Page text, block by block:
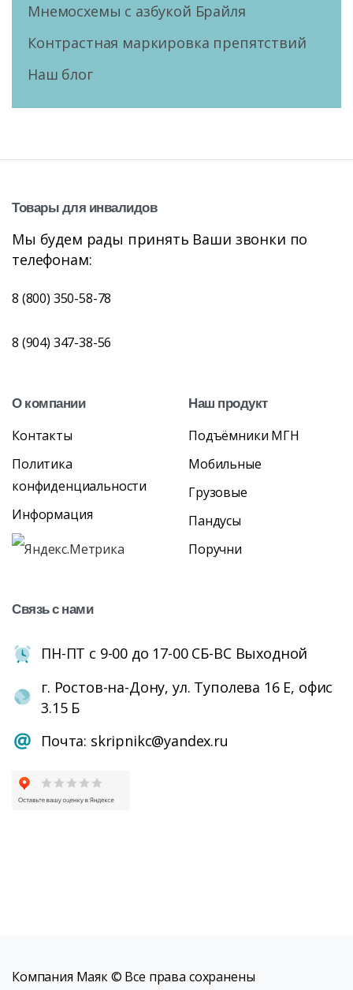
Мнемосхемы с азбукой Брайля
Контрастная маркировка препятствий
Наш блог
Товарыдля инвалидов
Мы будем рады принять Ваши звонки по
телефонам:
8 (800) 350-58-78
8 (904) 347-38-56
Окомпании
Контакты
Политика
конфиденциальности
Информация
Наш продукт
Подъёмники МГН
Мобильные
Грузовые
Пандусы
Поручни
Связьснами
ПН-ПТ с 9-00 до 17-00 СБ-ВС Выходной
г. Ростов-на-Дону, ул. Туполева 16 Е, офис
3.15 Б
Почта: skripnikc@yandex.ru
Компания Маяк © Все права сохранены